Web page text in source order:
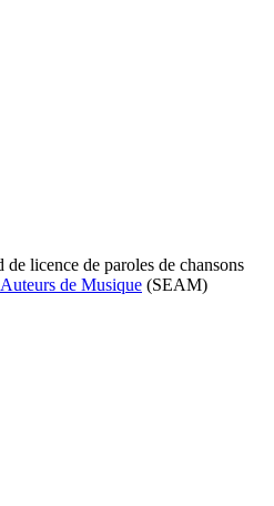
licence de paroles de chansons
de Musique (SEAM)